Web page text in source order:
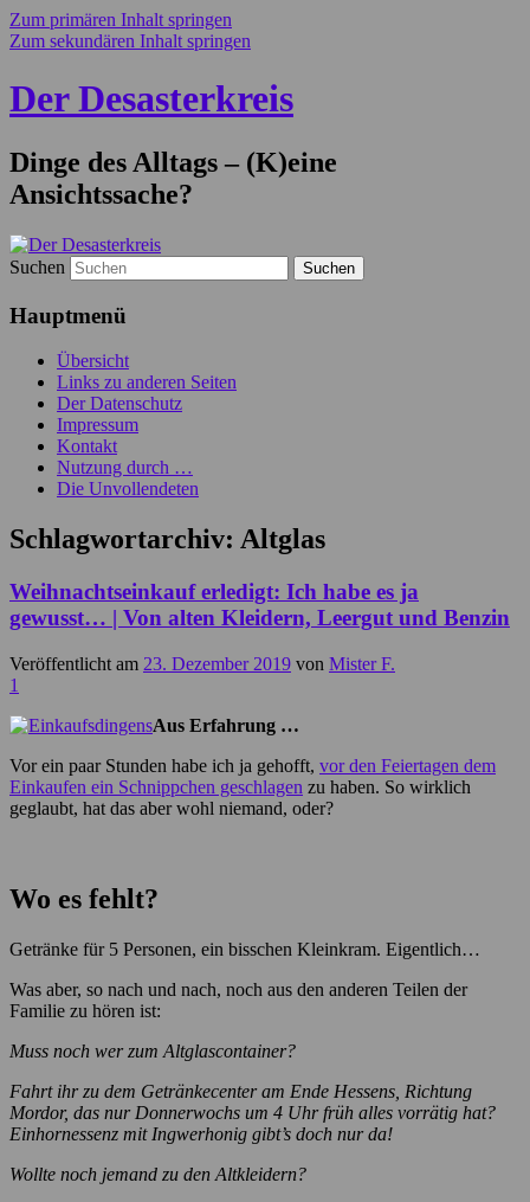
Zum primären Inhalt springen
Zum sekundären Inhalt springen
Der Desasterkreis
Dinge des Alltags – (K)eine
Ansichtssache?
Suchen
Hauptmenü
Übersicht
Links zu anderen Seiten
Der Datenschutz
Impressum
Kontakt
Nutzung durch …
Die Unvollendeten
Schlagwortarchiv: Altglas
Weihnachtseinkauf erledigt: Ich habe es ja
gewusst… | Von alten Kleidern, Leergut und Benzin
Veröffentlicht am 23. Dezember 2019 von Mister F.
1
Aus Erfahrung …
Vor ein paar Stunden habe ich ja gehofft, vor den Feiertagen dem
Einkaufen ein Schnippchen geschlagen zu haben. So wirklich
geglaubt, hat das aber wohl niemand, oder?
Wo es fehlt?
Getränke für 5 Personen, ein bisschen Kleinkram. Eigentlich…
Was aber, so nach und nach, noch aus den anderen Teilen der
Familie zu hören ist:
Muss noch wer zum Altglascontainer?
Fahrt ihr zu dem Getränkecenter am Ende Hessens, Richtung
Mordor, das nur Donnerwochs um 4 Uhr früh alles vorrätig hat?
Einhornessenz mit Ingwerhonig gibt’s doch nur da!
Wollte noch jemand zu den Altkleidern?